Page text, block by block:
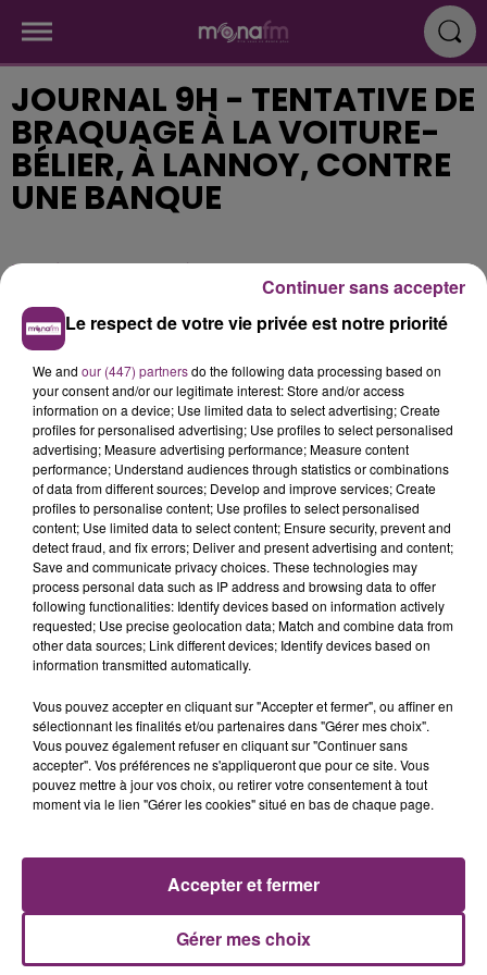
JOURNAL 9H - TENTATIVE DE
BRAQUAGE À LA VOITURE-
BÉLIER, À LANNOY, CONTRE
UNE BANQUE
Publié : 31 mars 2017 à 9h20
ACTUS RADIO
PODCASTS
Plan du site Mentions légales
Le respect de votre vie privée est notre priorité
We and our (447) partnersdo the following data processing based on
your consent and/or our legitimate interest: Store and/or access
information on a device; Use limited data to select advertising; Create
profiles for personalised advertising; Use profiles to select personalised
advertising; Measure advertising performance; Measure content
performance; Understand audiences through statistics or combinations
of data from different sources; Develop and improve services; Create
profiles to personalise content; Use profiles to select personalised
content; Use limited data to select content; Ensure security, prevent and
detect fraud, and fix errors; Deliver and present advertising and content;
Save and communicate privacy choices. These technologies may
process personal data such as IP address and browsing data to offer
following functionalities: Identify devices based on information actively
requested; Use precise geolocation data; Match and combine data from
other data sources; Link different devices; Identify devices based on
information transmitted automatically.
Vous pouvez accepter en cliquant sur "Accepter et fermer", ou affiner en
sélectionnant les finalités et/ou partenaires dans "Gérer mes choix".
Vous pouvez également refuser en cliquant sur "Continuer sans
accepter". Vos préférences ne s'appliqueront que pour ce site. Vous
pouvez mettre à jour vos choix, ou retirer votre consentement à tout
moment via le lien "Gérer les cookies" situé en bas de chaque page.
Gérer mes choix
Accepter et fermer
Continuer sans accepter